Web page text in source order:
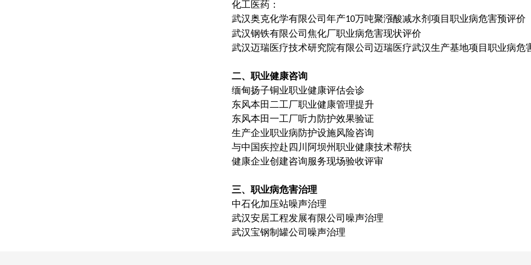
化工医药 ：
武汉奥克化学有限公司年产10万吨聚漒酸减水剂项目职业病危害预评价
武汉钢铁有限公司焦化厂职业病危害现状评价
武汉迈瑞医疗技术研究院有限公司迈瑞医疗武汉生产基地项目职业病危
二、职业健康咨询
缅甸扬子铜业职业健康评估会诊
东风本田二工厂职业健康管理提升
东风本田一工厂听力防护效果验证
生产企业职业病防护设施风险咨询
与中国疾控赴四川阿坝州职业健康技术帮扶
健康企业创建咨询服务现场验收评审
三、职业病危害治理
中石化加压站噪声治理
武汉安居工程发展有限公司噪声治理
武汉宝钢制罐公司噪声治理